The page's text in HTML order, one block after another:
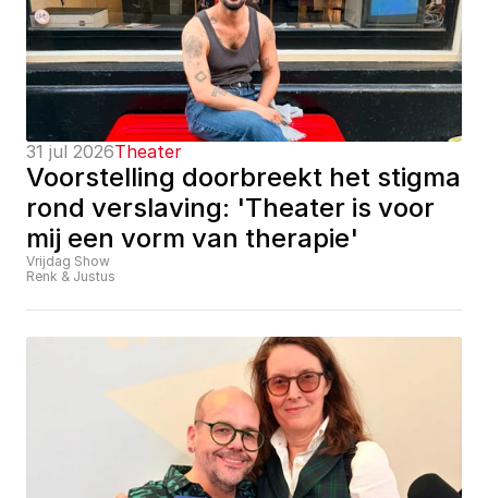
31 jul 2026Theater
Voorstelling doorbreekt het stigma
rond verslaving: 'Theater is voor
mij een vorm van therapie'
Vrijdag Show
Renk & Justus